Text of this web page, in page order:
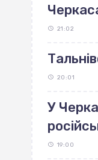
21:02
20:01
У
19:00